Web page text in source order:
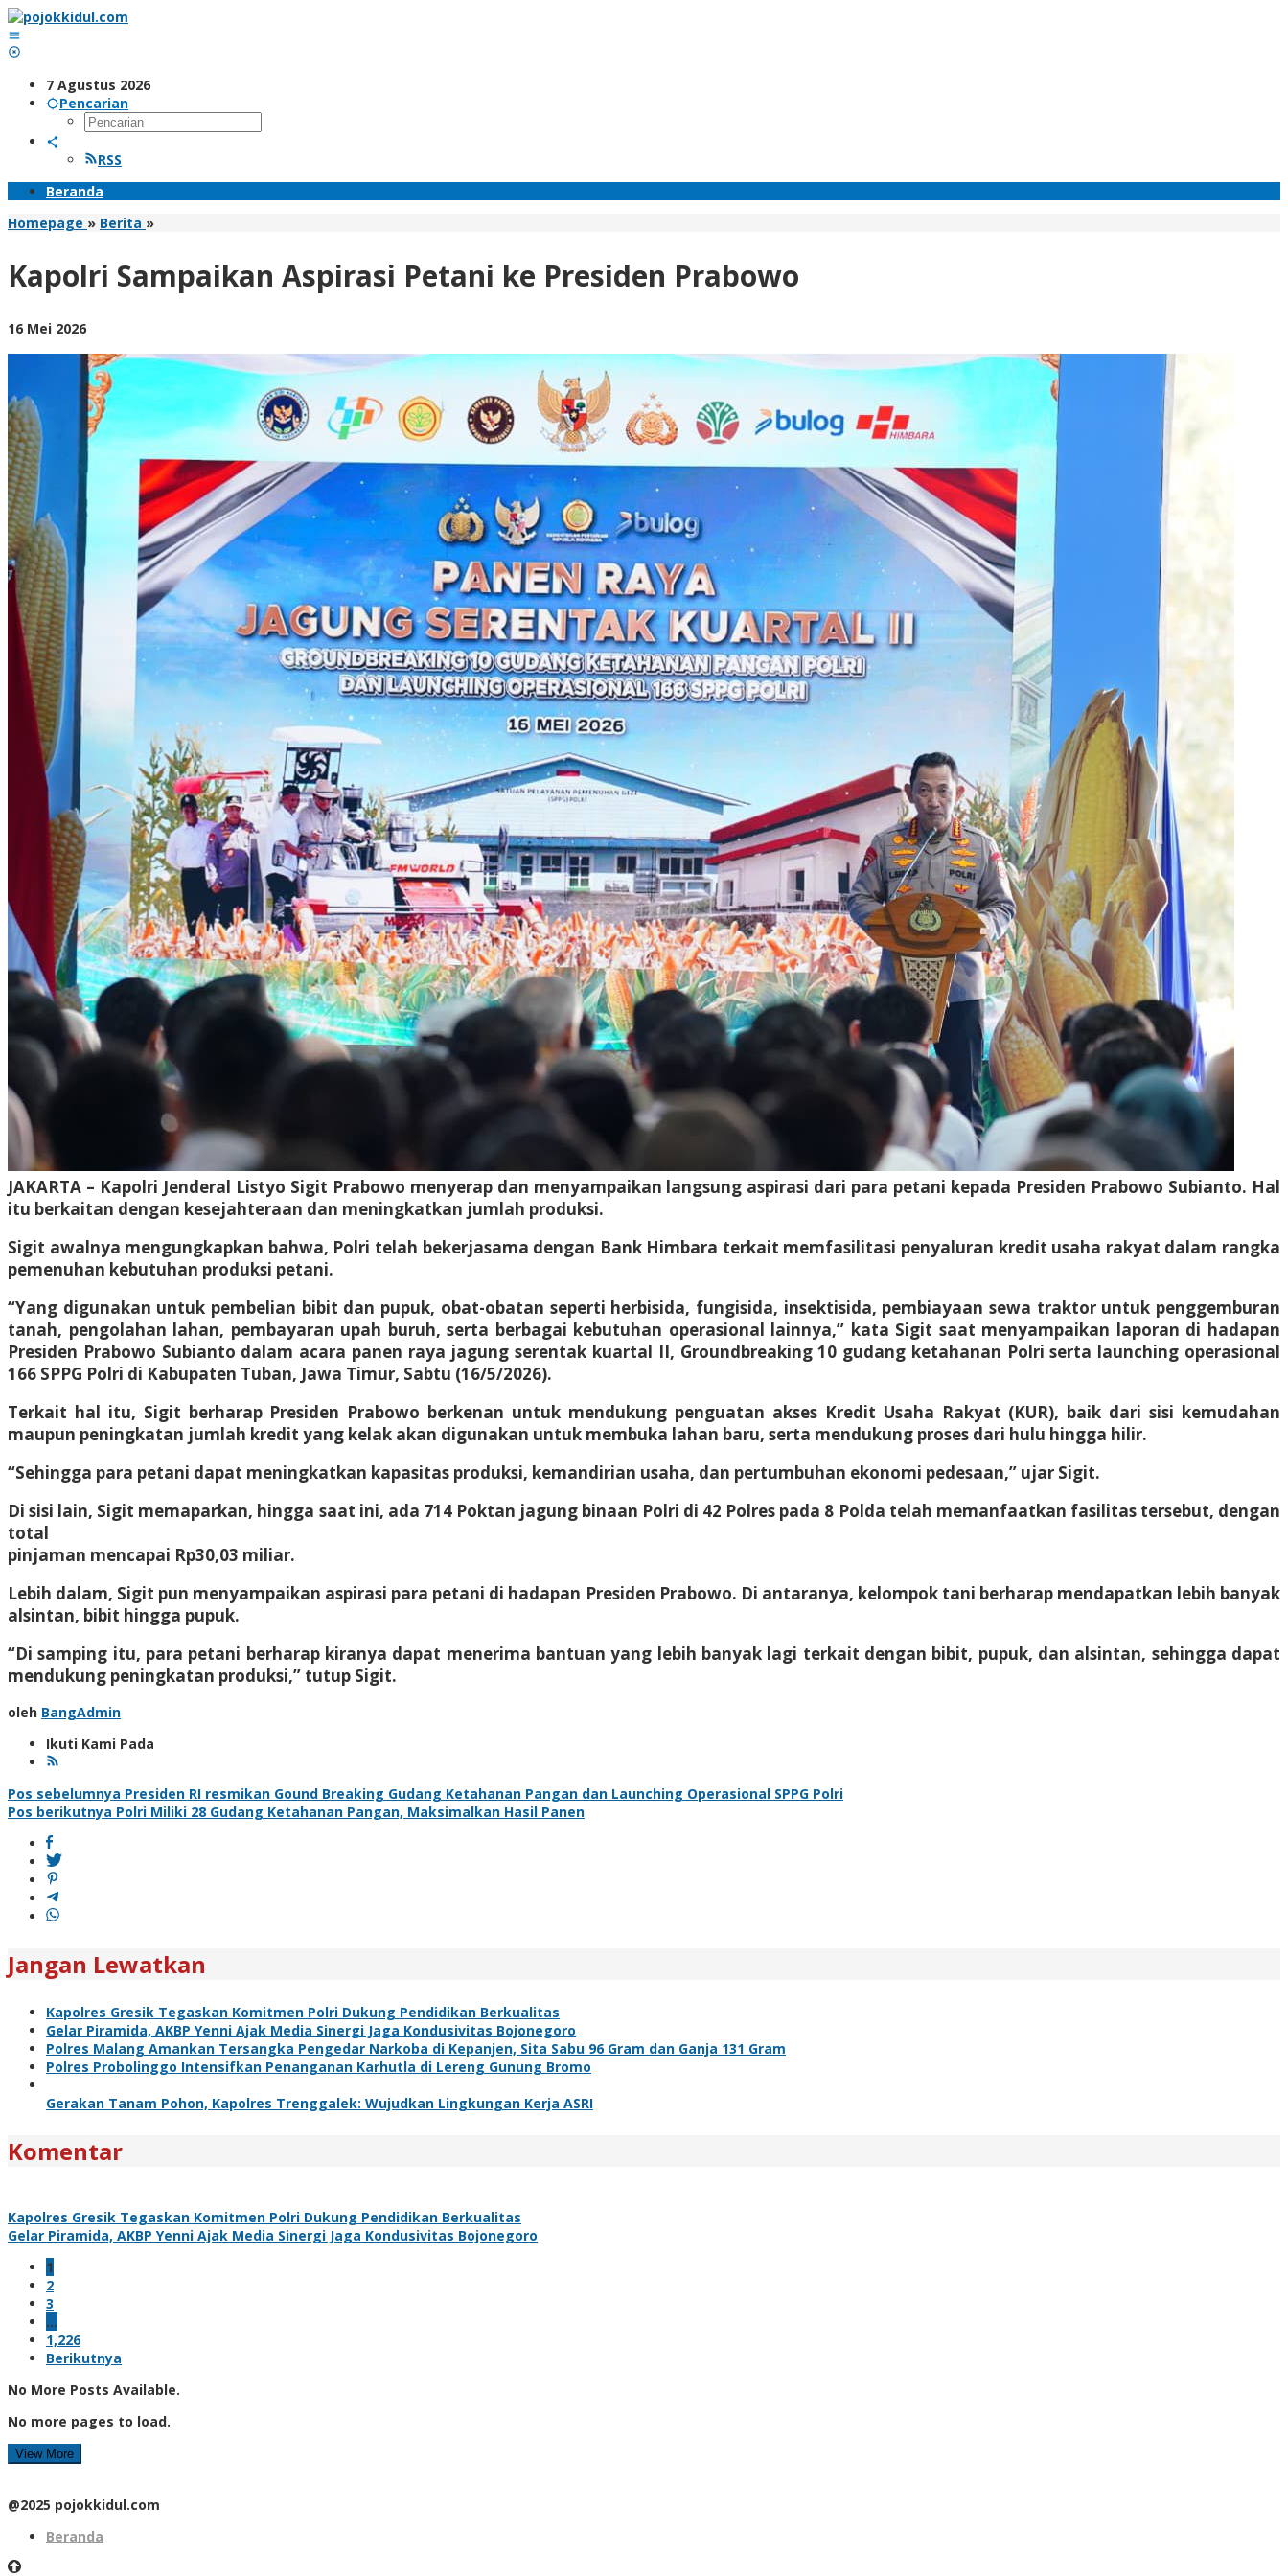
Lewati
ke
konten
7 Agustus 2026
Pencarian
RSS
Beranda
Homepage » Berita »Kapolri
Petani
Kapolri Sampaikan Aspirasi Petani ke Presiden Prabowo
16 Mei 2026oleh
JAKARTA – Kapolri Jenderal Listyo Sigit Prabowo menyerap dan menyampaikan langsung aspirasi dari para petani kepada Presiden Prabowo Subianto. Hal
itu berkaitan dengan kesejahteraan dan meningkatkan jumlah produksi.
Sigit awalnya mengungkapkan bahwa, Polri telah bekerjasama dengan Bank Himbara terkait memfasilitasi penyaluran kredit usaha rakyat dalam rangka
pemenuhan kebutuhan produksi petani.
“Yang digunakan untuk pembelian bibit dan pupuk, obat-obatan seperti herbisida, fungisida, insektisida, pembiayaan sewa traktor untuk penggemburan
tanah, pengolahan lahan, pembayaran upah buruh, serta berbagai kebutuhan operasional lainnya,” kata Sigit saat menyampaikan laporan di hadapan
Presiden Prabowo Subianto dalam acara panen raya jagung serentak kuartal II, Groundbreaking 10 gudang ketahanan Polri serta launching operasional
166 SPPG Polri di Kabupaten Tuban, Jawa Timur, Sabtu (16/5/2026).
Terkait hal itu, Sigit berharap Presiden Prabowo berkenan untuk mendukung penguatan akses Kredit Usaha Rakyat (KUR), baik dari sisi kemudahan
maupun peningkatan jumlah kredit yang kelak akan digunakan untuk membuka lahan baru, serta mendukung proses dari hulu hingga hilir.
“Sehingga para petani dapat meningkatkan kapasitas produksi, kemandirian usaha, dan pertumbuhan ekonomi pedesaan,” ujar Sigit.
Di sisi lain, Sigit memaparkan, hingga saat ini, ada 714 Poktan jagung binaan Polri di 42 Polres pada 8 Polda telah memanfaatkan fasilitas tersebut, dengan
total
pinjaman mencapai Rp30,03 miliar.
Lebih dalam, Sigit pun menyampaikan aspirasi para petani di hadapan Presiden Prabowo. Di antaranya, kelompok tani berharap mendapatkan lebih banyak
alsintan, bibit hingga pupuk.
“Di samping itu, para petani berharap kiranya dapat menerima bantuan yang lebih banyak lagi terkait dengan bibit, pupuk, dan alsintan, sehingga dapat
mendukung peningkatan produksi,” tutup Sigit.
oleh BangAdmin
Ikuti Kami Pada
Navigasi
pos
Pos sebelumnya Presiden RI resmikan Gound Breaking Gudang Ketahanan Pangan dan Launching Operasional SPPG Polri
Pos berikutnya Polri Miliki 28 Gudang Ketahanan Pangan, Maksimalkan Hasil Panen
Jangan Lewatkan
Kapolres Gresik Tegaskan Komitmen Polri Dukung Pendidikan Berkualitas
Gelar Piramida, AKBP Yenni Ajak Media Sinergi Jaga Kondusivitas Bojonegoro
Polres Malang Amankan Tersangka Pengedar Narkoba di Kepanjen, Sita Sabu 96 Gram dan Ganja 131 Gram
Polres Probolinggo Intensifkan Penanganan Karhutla di Lereng Gunung Bromo
Gerakan Tanam Pohon, Kapolres Trenggalek: Wujudkan Lingkungan Kerja ASRI
Komentar
Kapolres Gresik Tegaskan Komitmen Polri Dukung Pendidikan Berkualitas
Gelar Piramida, AKBP Yenni Ajak Media Sinergi Jaga Kondusivitas Bojonegoro
1
2
3
…
1,226
Berikutnya
No More Posts Available.
No more pages to load.
View More
@2025 pojokkidul.com
Beranda